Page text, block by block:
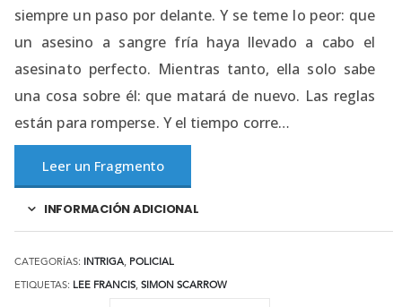
siempre un paso por delante. Y se teme lo peor: que
un asesino a sangre fría haya llevado a cabo el
asesinato perfecto. Mientras tanto, ella solo sabe
una cosa sobre él: que matará de nuevo. Las reglas
están para romperse. Y el tiempo corre…
Leer un Fragmento
INFORMACIÓN ADICIONAL
CATEGORÍAS: INTRIGA, POLICIAL
ETIQUETAS: LEE FRANCIS, SIMON SCARROW